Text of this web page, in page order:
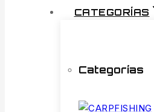
CATEGORÍAS
Categorías